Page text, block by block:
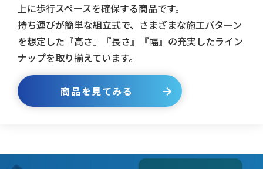
上に歩行スペースを確保する商品です。
持ち運びが簡単な組立式で、さまざまな施工パターン
を想定した『高さ』『長さ』『幅』の充実したライン
ナップを取り揃えています。
商品を見てみる